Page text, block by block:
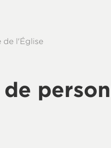
de l'Église